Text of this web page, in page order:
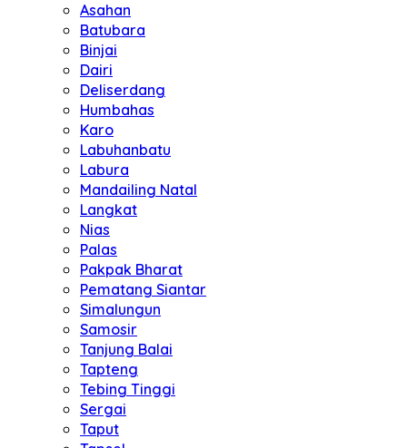
Asahan
Batubara
Binjai
Dairi
Deliserdang
Humbahas
Karo
Labuhanbatu
Labura
Mandailing Natal
Langkat
Nias
Palas
Pakpak Bharat
Pematang Siantar
Simalungun
Samosir
Tanjung Balai
Tapteng
Tebing Tinggi
Sergai
Taput